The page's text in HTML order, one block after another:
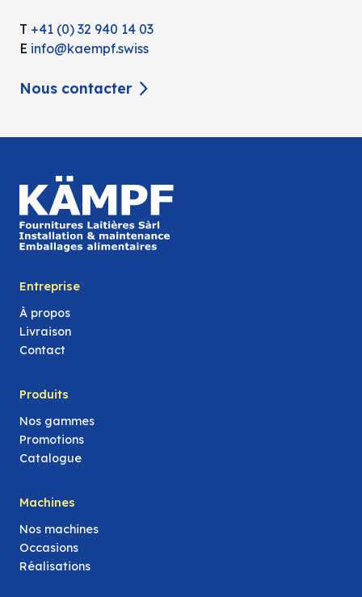
T +41 (0) 32 940 14 03
E info@kaempf.swiss
Nous contacter
Entreprise
À propos
Livraison
Contact
Produits
Nos gammes
Promotions
Catalogue
Machines
Nos machines
Occasions
Réalisations